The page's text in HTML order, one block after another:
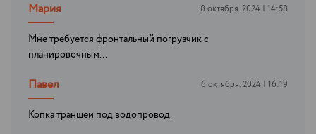
Мария 8 октября. 2024 | 14:58
Мне требуется фронтальный погрузчик с
планировочным...
Павел 6 октября. 2024 | 16:19
Копка траншеи под водопровод.